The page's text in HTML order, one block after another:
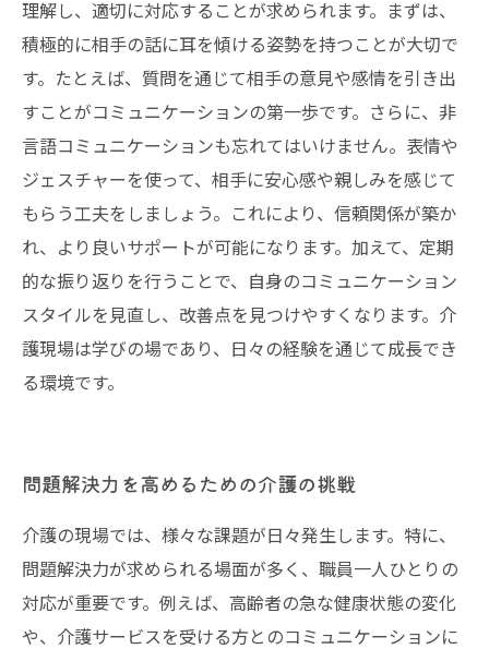
理解し、適切に対応することが求められます。まずは、
積極的に相手の話に耳を傾ける姿勢を持つことが大切で
す。たとえば、質問を通じて相手の意見や感情を引き出
すことがコミュニケーションの第一歩です。さらに、非
言語コミュニケーションも忘れてはいけません。表情や
ジェスチャーを使って、相手に安心感や親しみを感じて
もらう工夫をしましょう。これにより、信頼関係が築か
れ、より良いサポートが可能になります。加えて、定期
的な振り返りを行うことで、自身のコミュニケーション
スタイルを見直し、改善点を見つけやすくなります。介
護現場は学びの場であり、日々の経験を通じて成長でき
る環境です。
問題解決力を高めるための介護の挑戦
介護の現場では、様々な課題が日々発生します。特に、
問題解決力が求められる場面が多く、職員一人ひとりの
対応が重要です。例えば、高齢者の急な健康状態の変化
や、介護サービスを受ける方とのコミュニケーションに